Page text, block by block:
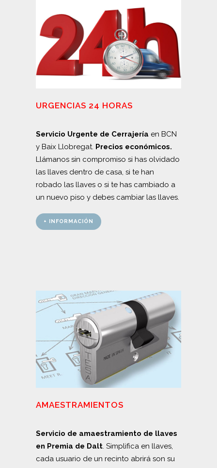
URGENCIAS 24 HORAS
Servicio Urgente de Cerrajería en BCN
y Baix Llobregat. Precios económicos.
Llámanos sin compromiso si has olvidado
las llaves dentro de casa, si te han
robado las llaves o si te has cambiado a
un nuevo piso y debes cambiar las llaves.
+ INFORMACIÓN
AMAESTRAMIENTOS
Servicio de amaestramiento de llaves
en Premia de Dalt. Simplifica en llaves,
cada usuario de un recinto abrirá son su